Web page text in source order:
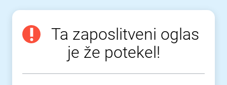
Ta zaposlitveni oglas
je že potekel!